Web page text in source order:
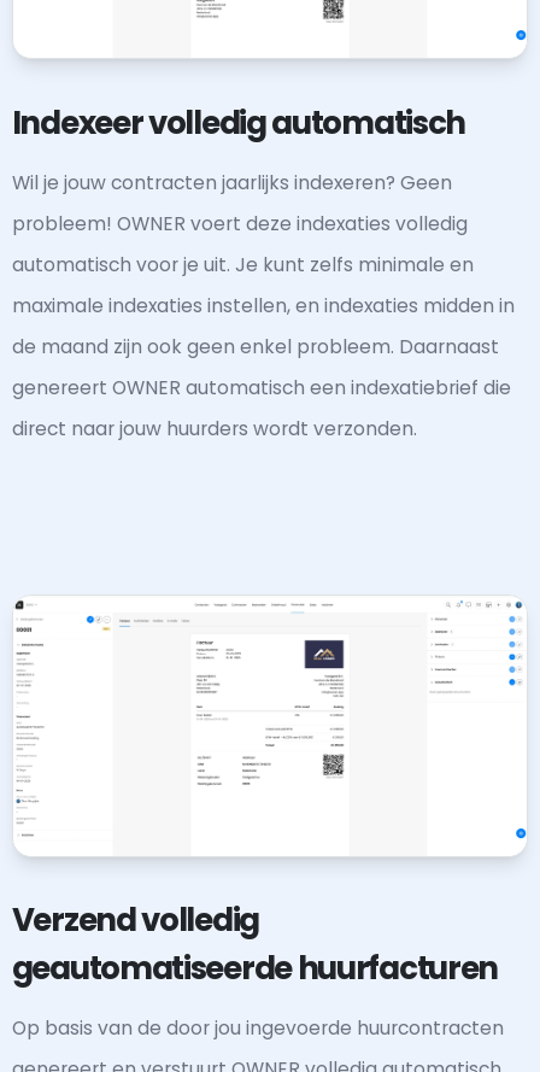
Indexeer volledig automatisch
Wil je jouw contracten jaarlijks indexeren? Geen
probleem! OWNER voert deze indexaties volledig
automatisch voor je uit. Je kunt zelfs minimale en
maximale indexaties instellen, en indexaties midden in
de maand zijn ook geen enkel probleem. Daarnaast
genereert OWNER automatisch een indexatiebrief die
direct naar jouw huurders wordt verzonden.
Verzend volledig
geautomatiseerde huurfacturen
Op basis van de door jou ingevoerde huurcontracten